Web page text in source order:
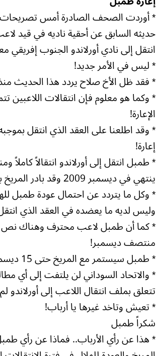
* أوردت الصحف الصادرة أمس تصريحات
حديثه السابق عن أحقية ناديه في قيد
انتقل إلى نادي أورلاندو الجنوب
* ليس في الأمر جديد!
* فقد ظل الأخ صلاح يردد هذا الحديث
* وكما هو معلوم فإن انتقالات اللاعبين
الإعارة!
* وقد اطلعنا على العقد الذي انتقل
إعارة!
ينتهي في ديسمبر 2009 وقد بادر المريخ بتجديد العقد لمدة أربع سنوات يوم أمس الأول!
* وكل ما يتردد عن احتمال عودة طمبل
وليس لديه ما يعضده في العقد الذي
* كما أن طمبل لاعب محترف وهناك نص
منتصف ديسمبر!
* طمبل سيستمر مع المريخ حتى 15 ديسمبر 2012 ما لم يبادر المريخ بإنهاء عقده قبل التاريخ المحدد.
* والاتحاد السوداني لن يلتفت إلى أي
تتعلق بملف انتقال اللاعب إلى
* تعيش وتاخد غيرها يا أرباب!
شكراً طمبل